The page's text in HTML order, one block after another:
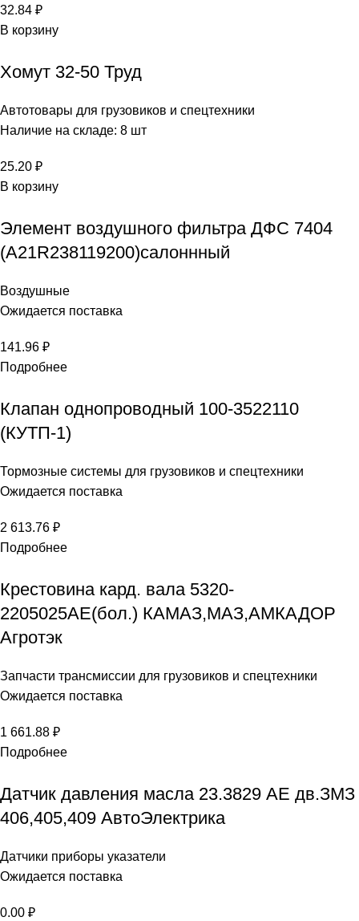
32.84 ₽
В корзину
Хомут 32-50 Труд
Автотовары для грузовиков и спецтехники
Наличие на складе: 8 шт
25.20 ₽
В корзину
Элемент воздушного фильтра ДФС 7404
(A21R238119200)салоннный
Воздушные
Ожидается поставка
141.96 ₽
Подробнее
Клапан однопроводный 100-3522110
(КУТП-1)
Тормозные системы для грузовиков и спецтехники
Ожидается поставка
2 613.76 ₽
Подробнее
Крестовина кард. вала 5320-
2205025АЕ(бол.) КАМАЗ,МАЗ,АМКАДОР
Агротэк
Запчасти трансмиссии для грузовиков и спецтехники
Ожидается поставка
1 661.88 ₽
Подробнее
Датчик давления масла 23.3829 AE дв.ЗМЗ
406,405,409 АвтоЭлектрика
Датчики приборы указатели
Ожидается поставка
0.00 ₽